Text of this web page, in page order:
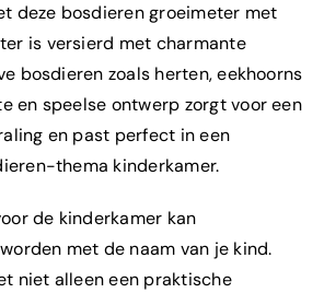
deze bosdieren groeimeter met
is versierd met charmante
bosdieren zoals herten, eekhoorns
en speelse ontwerp zorgt voor een
en past perfect in een
thema kinderkamer.
de kinderkamer kan
met de naam van je kind.
niet alleen een praktische